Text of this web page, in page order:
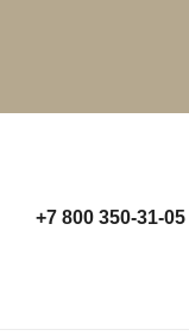
+7 800 350-31-05